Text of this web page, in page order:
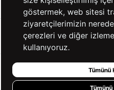
BİZE ULAŞIN
HIZLI ERİŞİM
göstermek, web sitesi
ziyaretçilerimizin
çerezleri ve diğer
kullanıyoruz.
Tümünü